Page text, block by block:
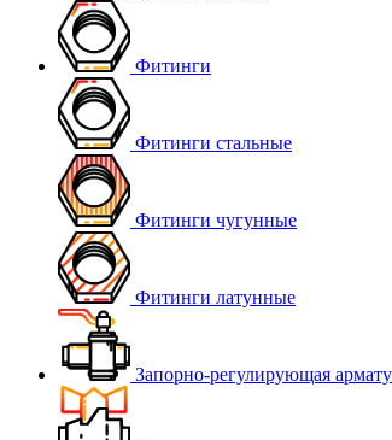
Фитинги
Фитинги стальные
Фитинги чугунные
Фитинги латунные
Запорно-регулирующая